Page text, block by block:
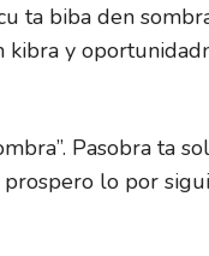
ta biba den
kibra y
Pasobra ta
lo por